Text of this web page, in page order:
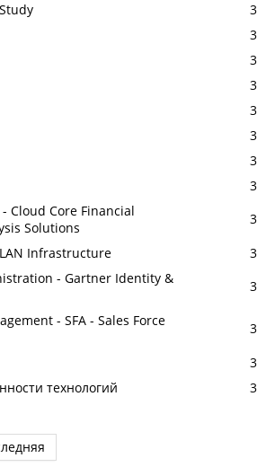
3
3
3
3
3
3
3
3
Cloud Core Financial
Solutions
3
Infrastructure
3
- Gartner Identity &
3
- SFA - Sales Force
3
3
технологий
3